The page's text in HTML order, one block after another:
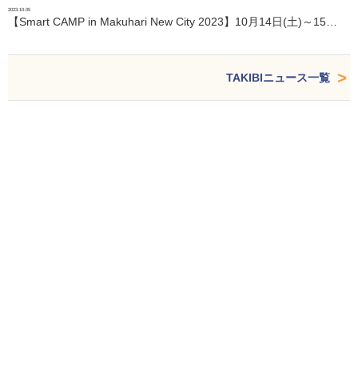
2023.10.05
【Smart CAMP in Makuhari New City 2023】10月14日(土)～15…
TAKIBIニュース一覧